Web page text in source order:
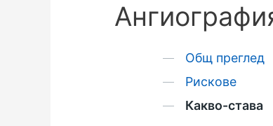
Общ преглед
Рискове
Какво-става